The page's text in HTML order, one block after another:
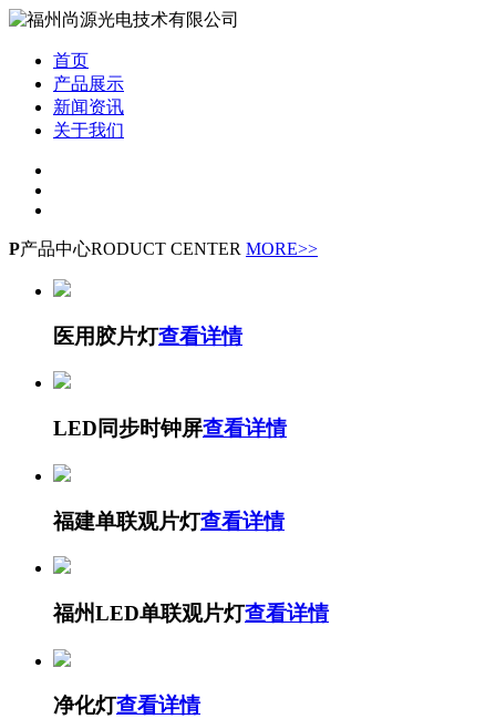
首页
产品展示
新闻资讯
关于我们
P产品中心RODUCT CENTER MORE>>
医用胶片灯查看详情
LED同步时钟屏查看详情
福建单联观片灯查看详情
福州LED单联观片灯查看详情
净化灯查看详情